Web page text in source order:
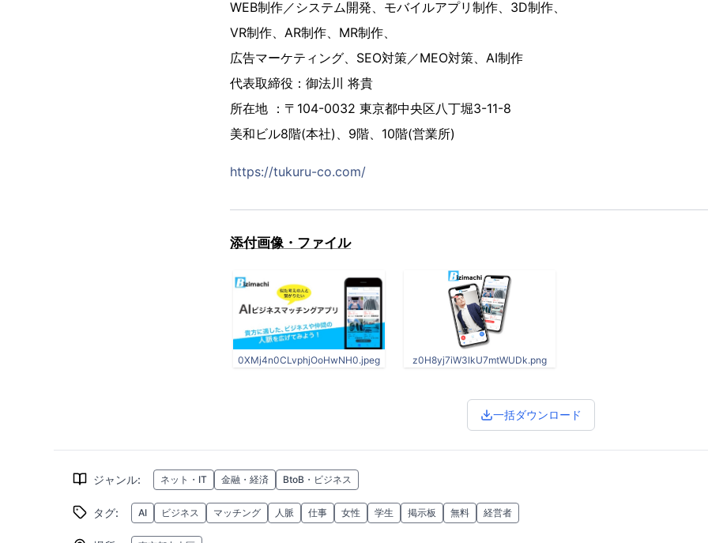
WEB制作／システム開発、モバイルアプリ制作、3D制作、
VR制作、AR制作、MR制作、
広告マーケティング、SEO対策／MEO対策、AI制作
代表取締役：御法川 将貴
所在地 ：〒104-0032 東京都中央区八丁堀3-11-8
美和ビル8階(本社)、9階、10階(営業所)
https://tukuru-co.com/
添付画像・ファイル
0XMj4n0CLvphjOoHwNH0.jpeg z0H8yj7iW3lkU7mtWUDk.png
一括ダウンロード
ジャンル: ネット・IT 金融・経済 BtoB・ビジネス
タグ: AI ビジネス マッチング 人脈 仕事 女性 学生 掲示板 無料 経営者